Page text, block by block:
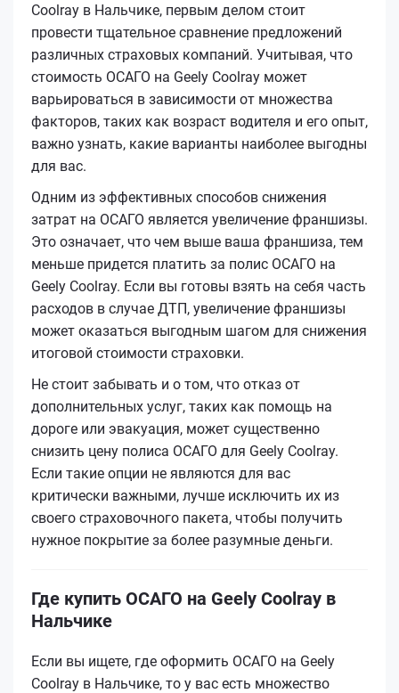
Coolray в Нальчике, первым делом стоит
провести тщательное сравнение предложений
различных страховых компаний. Учитывая, что
стоимость ОСАГО на Geely Coolray может
варьироваться в зависимости от множества
факторов, таких как возраст водителя и его опыт,
важно узнать, какие варианты наиболее выгодны
для вас.
Одним из эффективных способов снижения
затрат на ОСАГО является увеличение франшизы.
Это означает, что чем выше ваша франшиза, тем
меньше придется платить за полис ОСАГО на
Geely Coolray. Если вы готовы взять на себя часть
расходов в случае ДТП, увеличение франшизы
может оказаться выгодным шагом для снижения
итоговой стоимости страховки.
Не стоит забывать и о том, что отказ от
дополнительных услуг, таких как помощь на
дороге или эвакуация, может существенно
снизить цену полиса ОСАГО для Geely Coolray.
Если такие опции не являются для вас
критически важными, лучше исключить их из
своего страховочного пакета, чтобы получить
нужное покрытие за более разумные деньги.
Где купить ОСАГО на Geely Coolray в
Нальчике
Если вы ищете, где оформить ОСАГО на Geely
Coolray в Нальчике, то у вас есть множество